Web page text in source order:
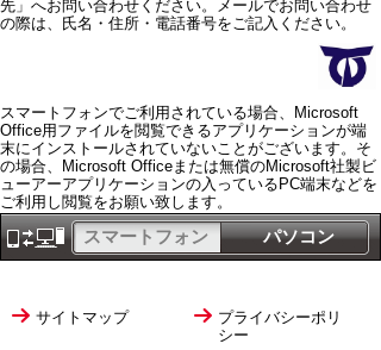
先」へお問い合わせください。メールでお問い合わせ
の際は、氏名・住所・電話番号をご記入ください。
スマートフォンでご利用されている場合、Microsoft
Office用ファイルを閲覧できるアプリケーションが端
末にインストールされていないことがございます。そ
の場合、Microsoft Officeまたは無償のMicrosoft社製ビ
ューアーアプリケーションの入っているPC端末などを
ご利用し閲覧をお願い致します。
パソコン
スマートフォン
サイトマップ
プライバシーポリ
シー